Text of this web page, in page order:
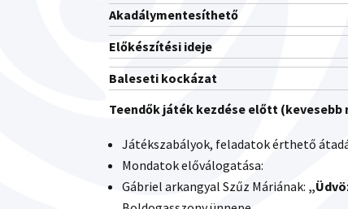
Akadálymentesíthető
Előkészítési ideje
Baleseti kockázat
Teendők játék kezdése előtt (kevesebb
Játékszabályok, feladatok érthető
Mondatok előválogatása:
Gábriel arkangyal Szűz Máriának: